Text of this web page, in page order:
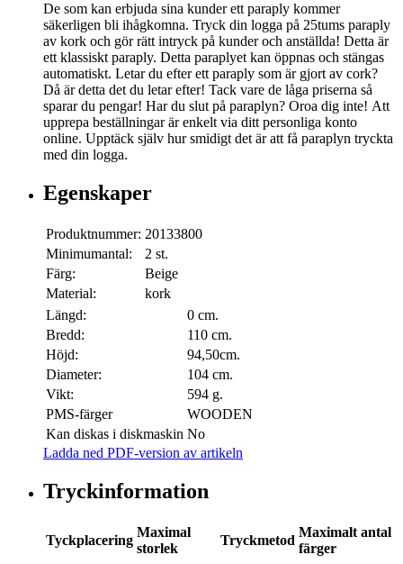
De som kan erbjuda sina kunder ett paraply kommer
säkerligen bli ihågkomna. Tryck din logga på 25tums paraply
av kork och gör rätt intryck på kunder och anställda! Detta är
ett klassiskt paraply. Detta paraplyet kan öppnas och stängas
automatiskt. Letar du efter ett paraply som är gjort av cork?
Då är detta det du letar efter! Tack vare de låga priserna så
sparar du pengar! Har du slut på paraplyn? Oroa dig inte! Att
upprepa beställningar är enkelt via ditt personliga konto
online. Upptäck själv hur smidigt det är att få paraplyn tryckta
med din logga.
Egenskaper
Produktnummer: 20133800
Minimumantal:
2 st.
Färg:
Beige
Material:
kork
Längd:
0 cm.
Bredd:
110 cm.
Höjd:
94,50cm.
Diameter:
104 cm.
Vikt:
594 g.
PMS-färger
WOODEN
Kan diskas i diskmaskin No
Ladda ned PDF-version av artikeln
Tryckinformation
Tyckplacering
Maximal
storlek
Tryckmetod
Maximalt antal
färger